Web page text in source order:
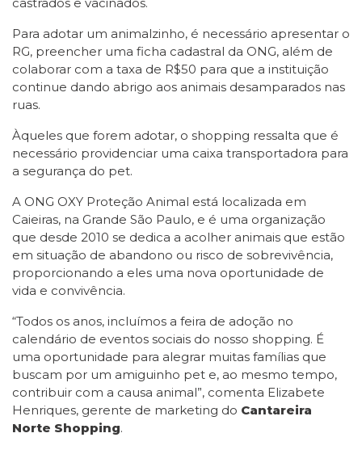
Para adotar um animalzinho, é necessário apresentar o
RG, preencher uma ficha cadastral da ONG, além de
colaborar com a taxa de R$50 para que a instituição
continue dando abrigo aos animais desamparados nas
ruas.
Àqueles que forem adotar, o shopping ressalta que é
necessário providenciar uma caixa transportadora para
a segurança do pet.
A ONG OXY Proteção Animal está localizada em
Caieiras, na Grande São Paulo, e é uma organização
que desde 2010 se dedica a acolher animais que estão
em situação de abandono ou risco de sobrevivência,
proporcionando a eles uma nova oportunidade de
vida e convivência.
“Todos os anos, incluímos a feira de adoção no
calendário de eventos sociais do nosso shopping. É
uma oportunidade para alegrar muitas famílias que
buscam por um amiguinho pet e, ao mesmo tempo,
contribuir com a causa animal”, comenta Elizabete
Henriques, gerente de marketing do Cantareira
Norte Shopping.